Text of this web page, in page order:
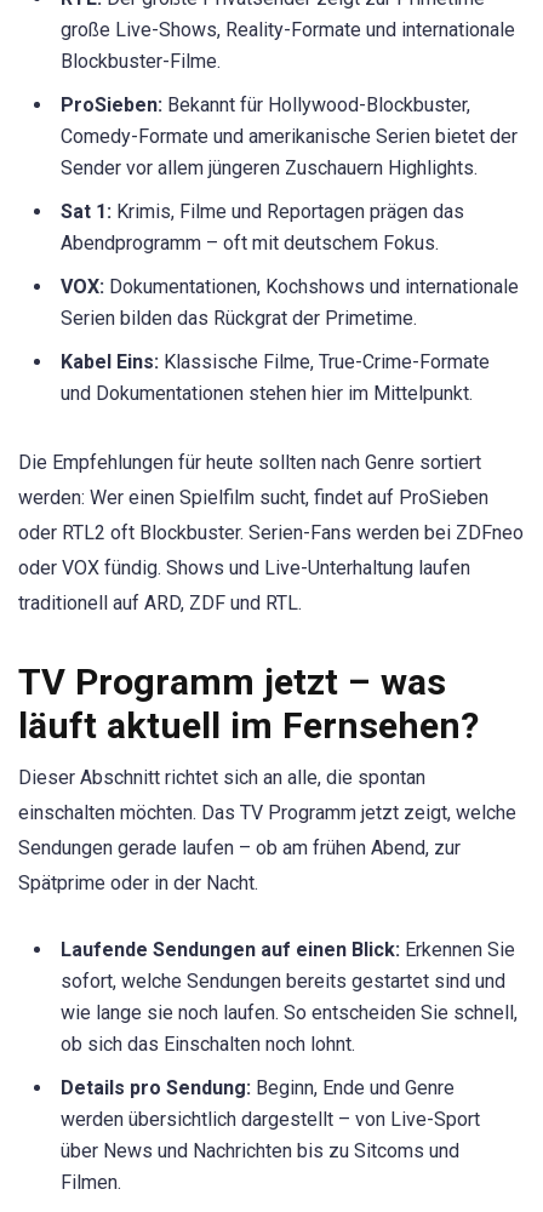
große Live-Shows, Reality-Formate und internationale
Blockbuster-Filme.
ProSieben: Bekannt für Hollywood-Blockbuster,
Comedy-Formate und amerikanische Serien bietet der
Sender vor allem jüngeren Zuschauern Highlights.
Sat 1: Krimis, Filme und Reportagen prägen das
Abendprogramm – oft mit deutschem Fokus.
VOX: Dokumentationen, Kochshows und internationale
Serien bilden das Rückgrat der Primetime.
Kabel Eins: Klassische Filme, True-Crime-Formate
und Dokumentationen stehen hier im Mittelpunkt.
Die Empfehlungen für heute sollten nach Genre sortiert
werden: Wer einen Spielfilm sucht, findet auf ProSieben
oder RTL2 oft Blockbuster. Serien-Fans werden bei ZDFneo
oder VOX fündig. Shows und Live-Unterhaltung laufen
traditionell auf ARD, ZDF und RTL.
TV Programm jetzt – was
läuft aktuell im Fernsehen?
Dieser Abschnitt richtet sich an alle, die spontan
einschalten möchten. Das TV Programm jetzt zeigt, welche
Sendungen gerade laufen – ob am frühen Abend, zur
Spätprime oder in der Nacht.
Laufende Sendungen auf einen Blick: Erkennen Sie
sofort, welche Sendungen bereits gestartet sind und
wie lange sie noch laufen. So entscheiden Sie schnell,
ob sich das Einschalten noch lohnt.
Details pro Sendung: Beginn, Ende und Genre
werden übersichtlich dargestellt – von Live-Sport
über News und Nachrichten bis zu Sitcoms und
Filmen.